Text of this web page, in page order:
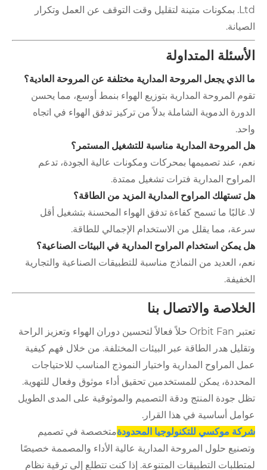
Ltd. بمكونات متينة لتقليل وقت التوقف عن العمل وتكرار
الصيانة.
الأسئلة المتداولة
ما الذي يجعل المروحة المدارية مختلفة عن المروحة العادية؟
تقوم المروحة المدارية بتوزيع الهواء بنمط أوسع، مما يحسن
الدورة الدموية الشاملة بدلاً من تركيز تدفق الهواء في اتجاه
واحد.
هل المروحة المدارية مناسبة للتشغيل المستمر؟
نعم، عند تصميمها بمحركات ومكونات عالية الجودة، تدعم
المراوح المدارية فترات تشغيل ممتدة.
هل تستهلك المراوح المدارية المزيد من الطاقة؟
لا. غالبًا ما تسمح كفاءة تدفق الهواء المحسنة بتشغيل أقل
سرعة، مما يقلل من الاستخدام الإجمالي للطاقة.
هل يمكن استخدام المراوح المدارية في البيئات الصناعية؟
نعم، العديد من النماذج مناسبة للتطبيقات الصناعية والتجارية
الخفيفة.
الخلاصة والاتصال بنا
تعتبر Orbit Fan حلاً فعالاً لتحسين دوران الهواء وتعزيز الراحة
وتقليل هدر الطاقة عبر البيئات المختلفة. من خلال فهم كيفية
عمل المراوح المدارية واختيار النموذج المناسب للاحتياجات
المحددة، يمكن للمستخدمين تحقيق أداء موثوق وفعال للتهوية.
تظل جودة المنتج ودقة التصميم والموثوقية على المدى الطويل
عوامل أساسية في هذا القرار.
شركة موكسي للتكنولوجيا المحدودةمتخصصة في تصميم
وتصنيع حلول المروحة المدارية عالية الأداء والمصممة خصيصًا
لمتطلبات التطبيقات المتنوعة. إذا كنت تتطلع إلى ترقية نظام